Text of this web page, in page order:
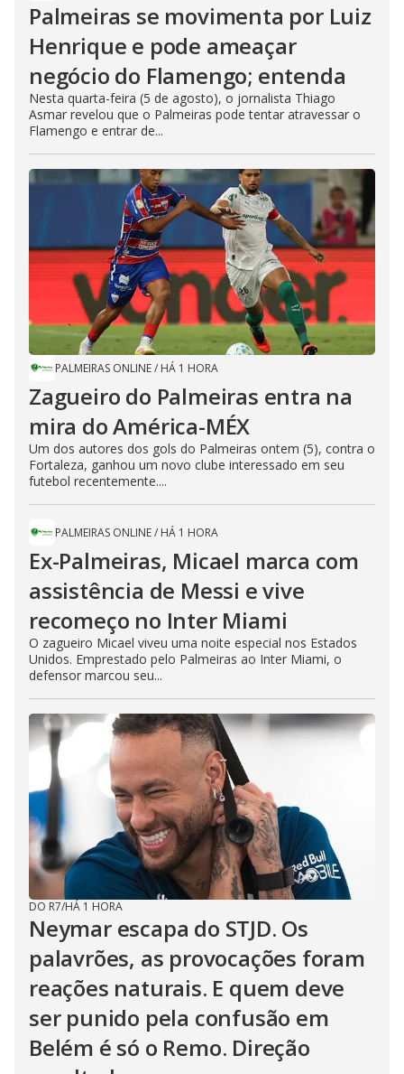
Palmeiras se movimenta por Luiz
Henrique e pode ameaçar
negócio do Flamengo; entenda
Nesta quarta-feira (5 de agosto), o jornalista Thiago
Asmar revelou que o Palmeiras pode tentar atravessar o
Flamengo e entrar de...
PALMEIRAS ONLINE/ HÁ 1 HORA
Zagueiro do Palmeiras entra na
mira do América-MÉX
Um dos autores dos gols do Palmeiras ontem (5), contra o
Fortaleza, ganhou um novo clube interessado em seu
futebol recentemente....
PALMEIRAS ONLINE/ HÁ 1 HORA
Ex-Palmeiras, Micael marca com
assistência de Messi e vive
recomeço no Inter Miami
O zagueiro Micael viveu uma noite especial nos Estados
Unidos. Emprestado pelo Palmeiras ao Inter Miami, o
defensor marcou seu...
DO R7/HÁ 1 HORA
Neymar escapa do STJD. Os
palavrões, as provocações foram
reações naturais. E quem deve
ser punido pela confusão em
Belém é só o Remo. Direção